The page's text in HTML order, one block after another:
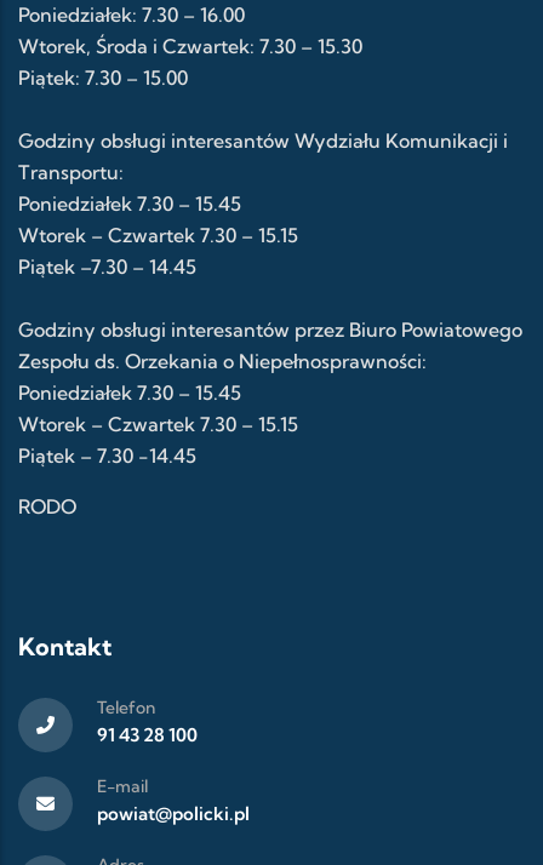
Poniedziałek: 7.30 – 16.00
Wtorek, Środa i Czwartek: 7.30 – 15.30
Piątek: 7.30 – 15.00
Godziny obsługi interesantów Wydziału Komunikacji i
Transportu:
Poniedziałek 7.30 – 15.45
Wtorek – Czwartek 7.30 – 15.15
Piątek –7.30 – 14.45
Godziny obsługi interesantów przez Biuro Powiatowego
Zespołu ds. Orzekania o Niepełnosprawności:
Poniedziałek 7.30 – 15.45
Wtorek – Czwartek 7.30 – 15.15
Piątek – 7.30 -14.45
RODO
Kontakt
Telefon
91 43 28 100
E-mail
powiat@policki.pl